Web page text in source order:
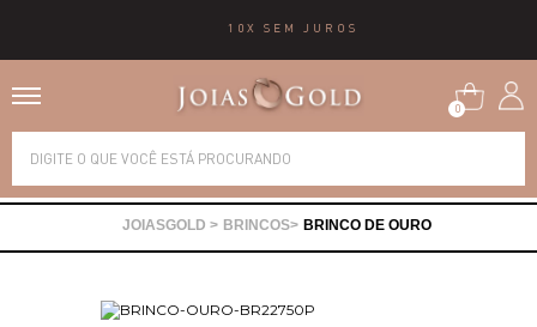
10X SEM JUROS
0
BRINCOS BRINCO DE OURO
Alianças
Brincos